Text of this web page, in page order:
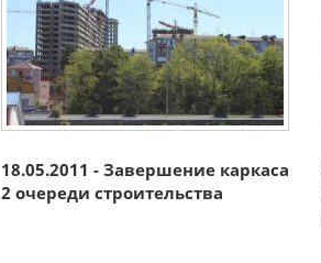
18.05.2011 - Завершение каркаса
2 очереди строительства